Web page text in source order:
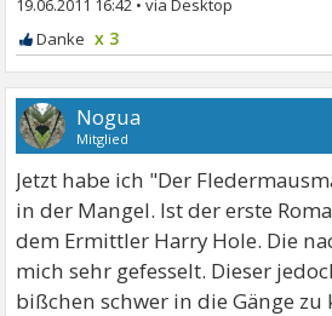
19.06.2011 16:42 •
x 3
Nogua
Mitglied
Jetzt habe ich "Der
in der Mangel. Ist der erste
dem Ermittler Harry Hole. Die
mich sehr gefesselt. Dieser
bißchen schwer in die Gänge zu